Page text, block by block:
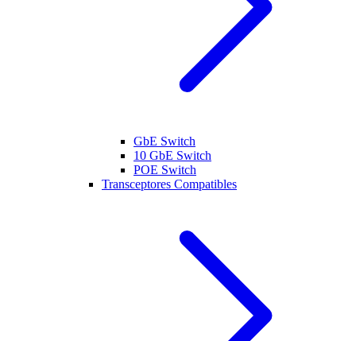
GbE Switch
10 GbE Switch
POE Switch
Transceptores Compatibles